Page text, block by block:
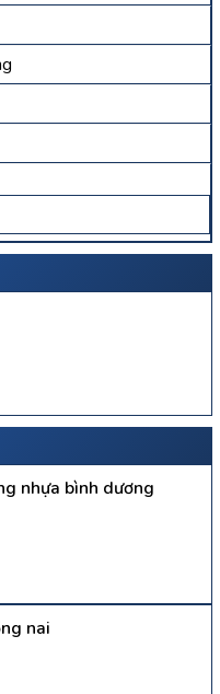
nhựa bình dương
nai